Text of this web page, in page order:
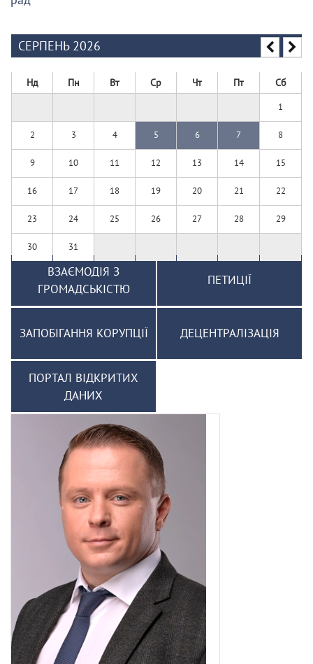
СЕРПЕНЬ 2026
Нд Пн Вт Ср Чт Пт Сб
1
2 3 4 5 6 7 8
9 10 11 12 13 14 15
16 17 18 19 20 21 22
23 24 25 26 27 28 29
30 31
ВЗАЄМОДІЯ З
ГРОМАДСЬКІСТЮ
ПЕТИЦІЇ
ЗАПОБІГАННЯ КОРУПЦІЇ ДЕЦЕНТРАЛІЗАЦІЯ
ПОРТАЛ ВІДКРИТИХ
ДАНИХ